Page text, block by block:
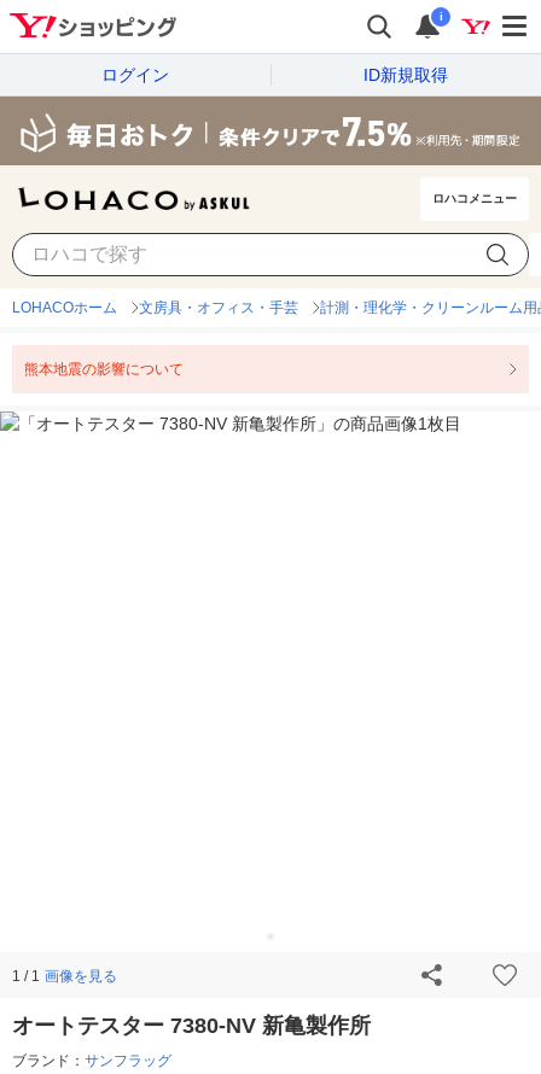
i
ログイン ID新規取得
ロハコメニュー
LOHACOホーム 文房具・オフィス・手芸 計測・理化学・クリーンルーム用
熊本地震の影響について
1 / 1 画像を見る
オートテスター 7380-NV 新亀製作所
ブランド： サンフラッグ